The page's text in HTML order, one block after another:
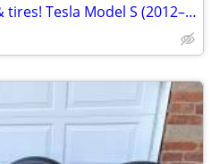
21” Tesla Turbine wheels & tires! Tesla Model S (2012–2021)